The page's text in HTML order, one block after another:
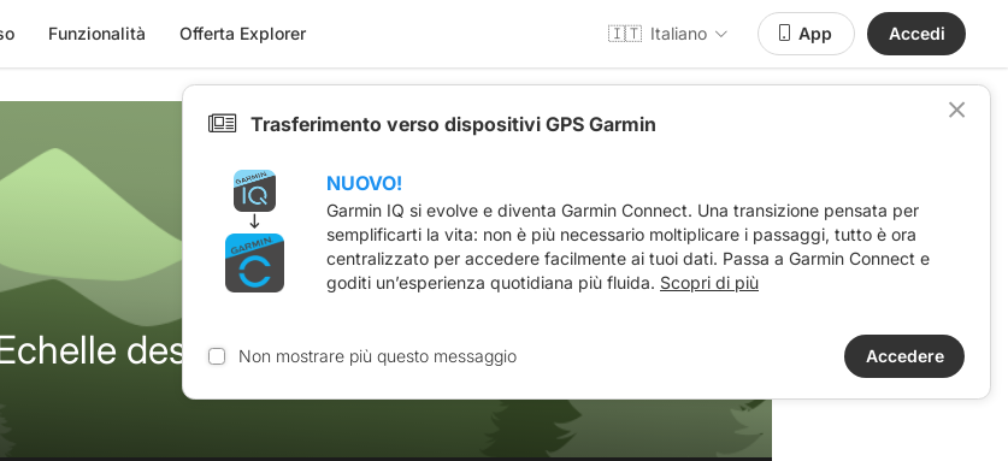
Funzionalità Offerta Explorer 🇮🇹 Italiano App Accedi
des Sarradets
Trasferimento verso dispositivi GPS Garmin
NUOVO!
Garmin IQ si evolve e diventa Garmin Connect. Una transizione pensata per
semplificarti la vita: non è più necessario moltiplicare i passaggi, tutto è ora
centralizzato per accedere facilmente ai tuoi dati. Passa a Garmin Connect e
goditi un’esperienza quotidiana più fluida. Scopri di più
Non mostrare più questo messaggio Accedere